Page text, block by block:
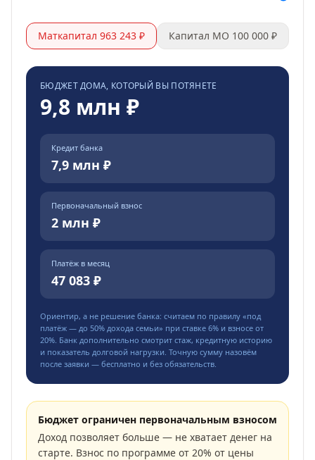
Маткапитал 963 243 ₽ Капитал МО 100 000 ₽
БЮДЖЕТ ДОМА, КОТОРЫЙ ВЫ ПОТЯНЕТЕ
9,8 млн ₽
Кредит банка
7,9 млн ₽
Первоначальный взнос
2 млн ₽
Платёж в месяц
47 083 ₽
Ориентир, а не решение банка: считаем по правилу «под
платёж — до 50% дохода семьи» при ставке 6% и взносе от
20%. Банк дополнительно смотрит стаж, кредитную историю
и показатель долговой нагрузки. Точную сумму назовём
после заявки — бесплатно и без обязательств.
Бюджет ограничен первоначальным взносом
Доход позволяет больше — не хватает денег на
старте. Взнос по программе от 20% от цены